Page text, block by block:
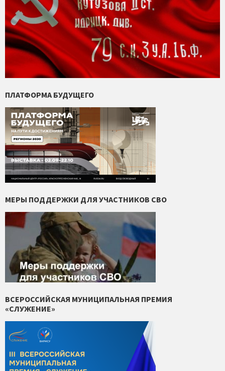
ПЛАТФОРМА БУДУЩЕГО
МЕРЫ ПОДДЕРЖКИ ДЛЯ УЧАСТНИКОВ СВО
ВСЕРОССИЙСКАЯ МУНИЦИПАЛЬНАЯ ПРЕМИЯ
«СЛУЖЕНИЕ»